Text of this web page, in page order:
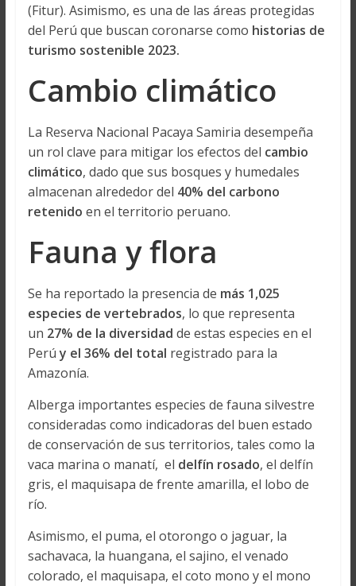
(Fitur). Asimismo, es una de las áreas protegidas
del Perú que buscan coronarse como historias de
turismo sostenible 2023.
Cambio climático
La Reserva Nacional Pacaya Samiria desempeña
un rol clave para mitigar los efectos del cambio
climático, dado que sus bosques y humedales
almacenan alrededor del 40% del carbono
retenido en el territorio peruano.
Fauna y flora
Se ha reportado la presencia de más 1,025
especies de vertebrados, lo que representa
un 27% de la diversidad de estas especies en el
Perúy el 36% del total registrado para la
Amazonía.
Alberga importantes especies de fauna silvestre
consideradas como indicadoras del buen estado
de conservación de sus territorios, tales como la
vaca marina o manatí, el delfín rosado, el delfín
gris, el maquisapa de frente amarilla, el lobo de
río.
Asimismo, el puma, el otorongo o jaguar, la
sachavaca, la huangana, el sajino, el venado
colorado, el maquisapa, el coto mono y el mono